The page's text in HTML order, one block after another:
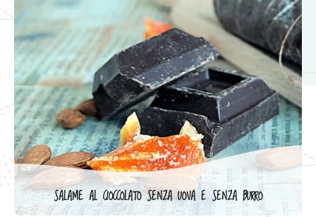
SALAME AL CIOCCOLATO SENZA UOVA E SENZA BURRO